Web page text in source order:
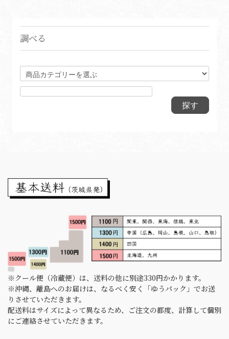
調べる
※クール便（冷蔵便）は、送料の他に別途330円かかります。
※沖縄、離島へのお届けは、なるべく安く「ゆうパック」でお送
りさせていただきます。
配送料はサイズによって異なるため、ご注文の都度、計算して個別
にご連絡させていただきます。